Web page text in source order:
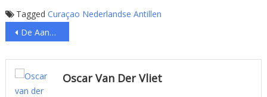
Tagged Curaçao Nederlandse Antillen
Bericht
navigatie
De Aangifte (CS114)
Oscar Van Der Vliet